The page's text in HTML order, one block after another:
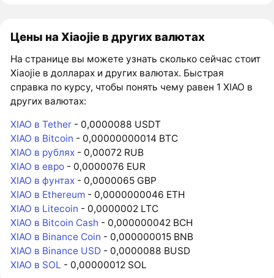
Цены на Xiaojie в других валютах
На странице вы можете узнать сколько сейчас стоит
Xiaojie в долларах и других валютах. Быстрая
справка по курсу, чтобы понять чему равен 1 XIAO в
других валютах:
XIAO в Tether - 0,0000088 USDT
XIAO в Bitcoin - 0,00000000014 BTC
XIAO в рублях - 0,00072 RUB
XIAO в евро - 0,0000076 EUR
XIAO в фунтах - 0,0000065 GBP
XIAO в Ethereum - 0,0000000046 ETH
XIAO в Litecoin - 0,0000002 LTC
XIAO в Bitcoin Cash - 0,000000042 BCH
XIAO в Binance Coin - 0,000000015 BNB
XIAO в Binance USD - 0,0000088 BUSD
XIAO в SOL - 0,00000012 SOL